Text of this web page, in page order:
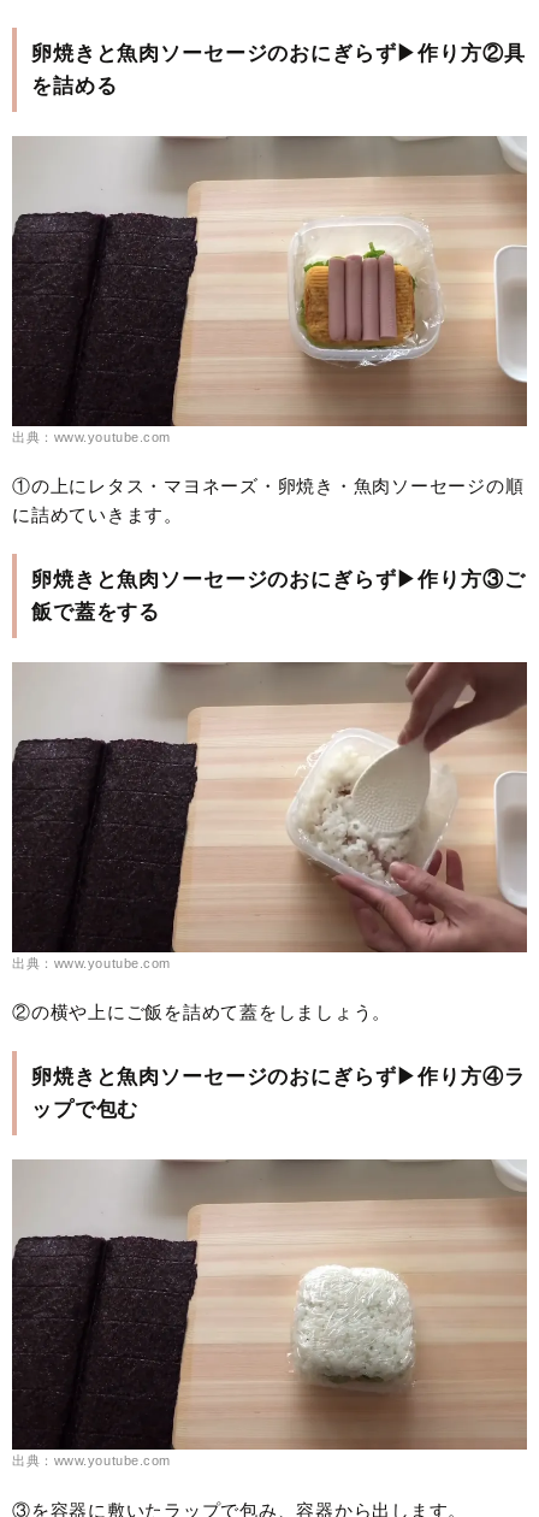
卵焼きと魚肉ソーセージのおにぎらず▶作り方②具
を詰める
出典：www.youtube.com
①の上にレタス・マヨネーズ・卵焼き・魚肉ソーセージの順
に詰めていきます。
卵焼きと魚肉ソーセージのおにぎらず▶作り方③ご
飯で蓋をする
出典：www.youtube.com
②の横や上にご飯を詰めて蓋をしましょう。
卵焼きと魚肉ソーセージのおにぎらず▶作り方④ラ
ップで包む
出典：www.youtube.com
③を容器に敷いたラップで包み、容器から出します。